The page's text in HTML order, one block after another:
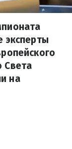
эксперты
Света
на